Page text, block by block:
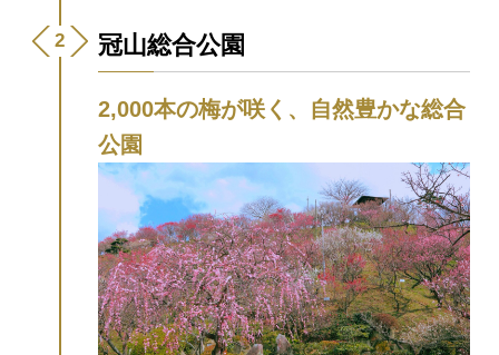
冠山総合公園
2,000本の梅が咲く、自然豊かな総合
公園